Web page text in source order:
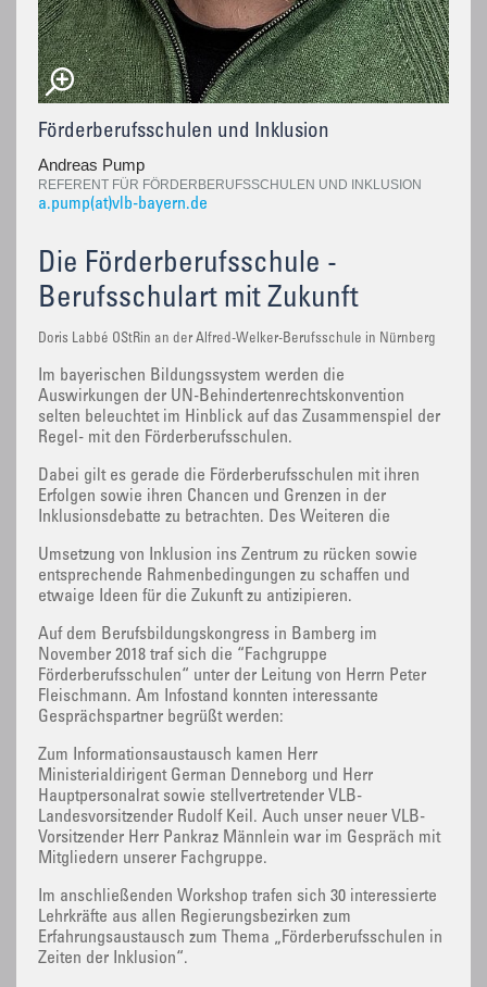
Förderberufsschulen und Inklusion
Andreas Pump
REFERENT FÜR FÖRDERBERUFSSCHULEN UND INKLUSION
a.pump(at)vlb-bayern.de
Die Förderberufsschule -
Berufsschulart mit Zukunft
Doris Labbé OStRin an der Alfred-Welker-Berufsschule in Nürnberg
Im bayerischen Bildungssystem werden die
Auswirkungen der UN-Behindertenrechtskonvention
selten beleuchtet im Hinblick auf das Zusammenspiel der
Regel- mit den Förderberufsschulen.
Dabei gilt es gerade die Förderberufsschulen mit ihren
Erfolgen sowie ihren Chancen und Grenzen in der
Inklusionsdebatte zu betrachten. Des Weiteren die
Umsetzung von Inklusion ins Zentrum zu rücken sowie
entsprechende Rahmenbedingungen zu schaffen und
etwaige Ideen für die Zukunft zu antizipieren.
Auf dem Berufsbildungskongress in Bamberg im
November 2018 traf sich die “Fachgruppe
Förderberufsschulen“ unter der Leitung von Herrn Peter
Fleischmann. Am Infostand konnten interessante
Gesprächspartner begrüßt werden:
Zum Informationsaustausch kamen Herr
Ministerialdirigent German Denneborg und Herr
Hauptpersonalrat sowie stellvertretender VLB-
Landesvorsitzender Rudolf Keil. Auch unser neuer VLB-
Vorsitzender Herr Pankraz Männlein war im Gespräch mit
Mitgliedern unserer Fachgruppe.
Im anschließenden Workshop trafen sich 30 interessierte
Lehrkräfte aus allen Regierungsbezirken zum
Erfahrungsaustausch zum Thema „Förderberufsschulen in
Zeiten der Inklusion“.